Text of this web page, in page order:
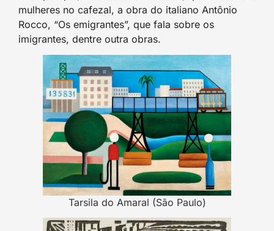
mulheres no cafezal, a obra do italiano Antônio
Rocco, “Os emigrantes”, que fala sobre os
imigrantes, dentre outra obras.
Tarsila do Amaral (São Paulo)